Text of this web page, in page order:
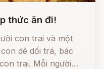
thức ăn đi!
con trai và một
dê dối trá, bác
trai. Mỗi người